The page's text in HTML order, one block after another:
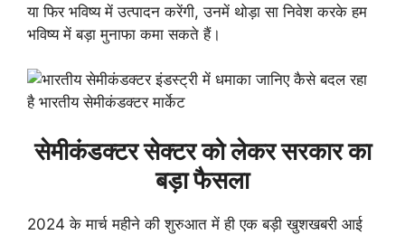
या फिर भविष्य में उत्पादन करेंगी, उनमें थोड़ा सा निवेश करके हम
भविष्य में बड़ा मुनाफा कमा सकते हैं।
सेमीकंडक्टर सेक्टर को लेकर सरकार का
बड़ा फैसला
2024 के मार्च महीने की शुरुआत में ही एक बड़ी खुशखबरी आई